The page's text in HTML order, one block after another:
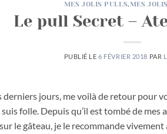
MES JOLIS PULLS,MES
Le pull Secret –
PUBLIÉ LE6 FÉVRIER 2018 PAR
derniers jours, me voilà de retour pour
suis folle. Depuis qu’il est tombé de
le gâteau, je le recommande